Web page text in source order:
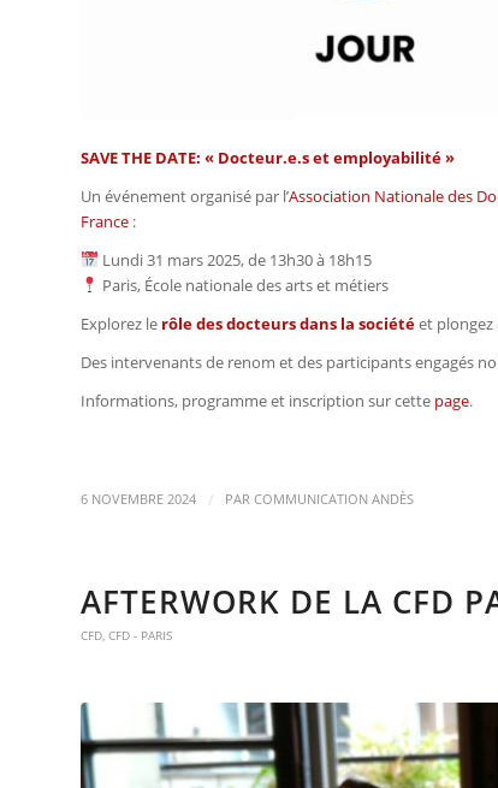
SAVE THE DATE: « Docteur.e.s et employabilité »
Un événement organisé par l’Association Nationale des
France :
Lundi 31 mars 2025, de 13h30 à 18h15
Paris, École nationale des arts et métiers
Explorez le rôle des docteurs dans la sociétéet plongez
Des intervenants de renom et des participants engagés
Informations, programme et inscription sur cette page.
6 NOVEMBRE 2024 / PAR COMMUNICATION ANDÈS
AFTERWORK DE LA CFD
CFD, CFD - PARIS